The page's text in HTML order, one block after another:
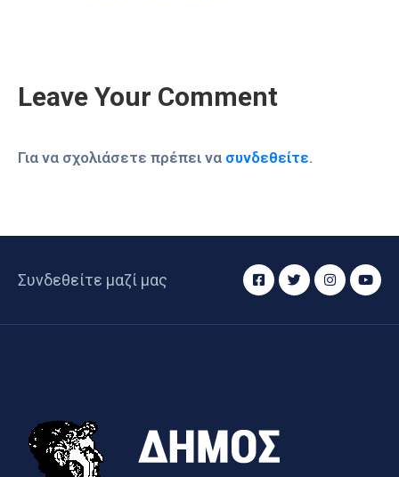
Leave Your Comment
Για να σχολιάσετε πρέπει να συνδεθείτε.
Συνδεθείτε μαζί μας